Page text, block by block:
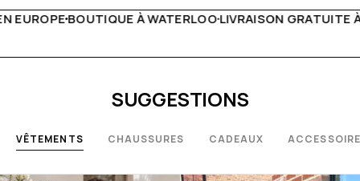
LIVRAISON GRATUITE À PARTIR DE 150€LIVE
SUGGESTIONS
VÊTEMENTS CHAUSSURES CADEAUX